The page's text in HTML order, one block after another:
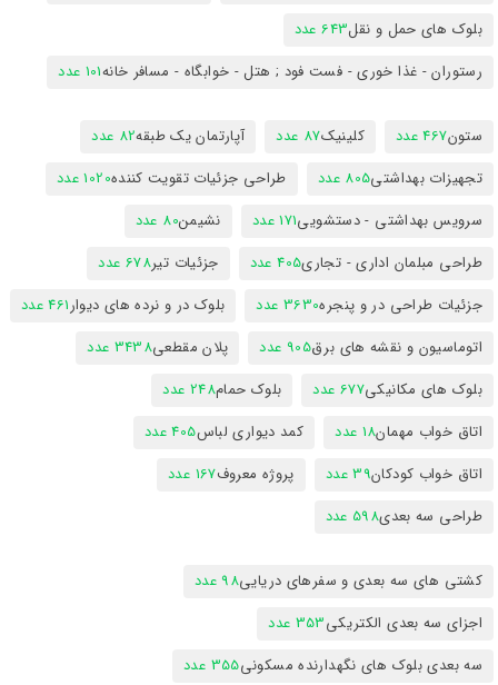
بلوک های حمل و نقل643 عدد
رستوران - غذا خوری - فست فود ; هتل - خوابگاه - مسافر خانه101 عدد
ستون467 عدد کلینیک87 عدد آپارتمان یک طبقه82 عدد
تجهیزات بهداشتی805 عدد طراحی جزئیات تقویت کننده1020 عدد
سرویس بهداشتی - دستشویی171 عدد نشیمن80 عدد
طراحی مبلمان اداری - تجاری405 عدد جزئیات تیر678 عدد
جزئیات طراحی در و پنجره3630 عدد بلوک در و نرده های دیوار461 عدد
اتوماسیون و نقشه های برق905 عدد پلان مقطعی3438 عدد
بلوک های مکانیکی677 عدد بلوک حمام248 عدد
اتاق خواب مهمان18 عدد کمد دیواری لباس405 عدد
اتاق خواب کودکان39 عدد پروژه معروف167 عدد
طراحی سه بعدی598 عدد
کشتی های سه بعدی و سفرهای دریایی98 عدد
اجزای سه بعدی الکتریکی353 عدد
سه بعدی بلوک های نگهدارنده مسکونی355 عدد